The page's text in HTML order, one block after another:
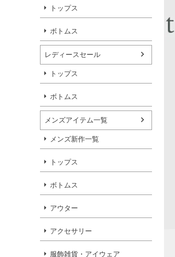
トップス
ボトムス
レディースセール
トップス
ボトムス
メンズアイテム一覧
メンズ新作一覧
トップス
ボトムス
アウター
アクセサリー
服飾雑貨・アイウェア